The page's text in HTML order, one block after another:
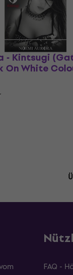
- Kintsugi
On White
FAQ -